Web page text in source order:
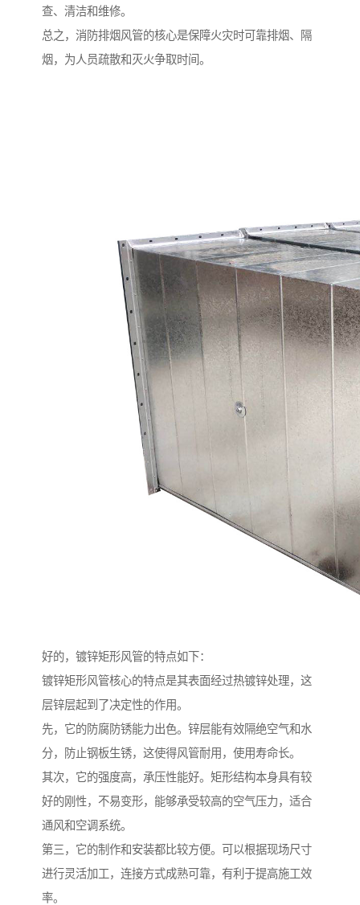
查、清洁和维修。
总之，消防排烟风管的核心是保障火灾时可靠排烟、隔
烟，为人员疏散和灭火争取时间。
好的，镀锌矩形风管的特点如下：
镀锌矩形风管核心的特点是其表面经过热镀锌处理，这
层锌层起到了决定性的作用。
先，它的防腐防锈能力出色。锌层能有效隔绝空气和水
分，防止钢板生锈，这使得风管耐用，使用寿命长。
其次，它的强度高，承压性能好。矩形结构本身具有较
好的刚性，不易变形，能够承受较高的空气压力，适合
通风和空调系统。
第三，它的制作和安装都比较方便。可以根据现场尺寸
进行灵活加工，连接方式成熟可靠，有利于提高施工效
率。